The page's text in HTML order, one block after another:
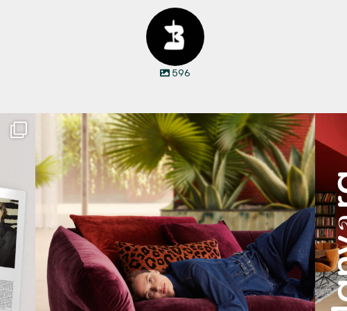
596
Den Kopf anlehnen. Die Gedanken auf Reisen...
67 1